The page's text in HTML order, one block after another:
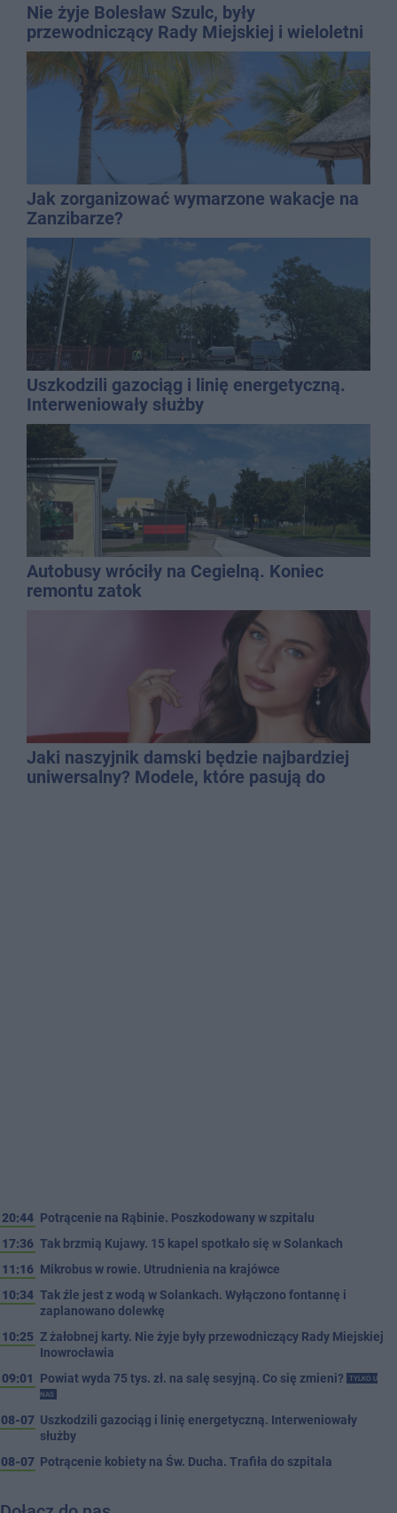
Nie żyje Bolesław Szulc, były
przewodniczący Rady Miejskiej i wieloletni
dyrektor SP 14
Jak zorganizować wymarzone wakacje na
Zanzibarze?
Uszkodzili gazociąg i linię energetyczną.
Interweniowały służby
Autobusy wróciły na Cegielną. Koniec
remontu zatok
Jaki naszyjnik damski będzie najbardziej
uniwersalny? Modele, które pasują do
20:44 Potrącenie na Rąbinie. Poszkodowany w szpitalu
17:36 Tak brzmią Kujawy. 15 kapel spotkało się w Solankach
11:16 Mikrobus w rowie. Utrudnienia na krajówce
10:34 Tak źle jest z wodą w Solankach. Wyłączono fontannę i
zaplanowano dolewkę
10:25 Z żałobnej karty. Nie żyje były przewodniczący Rady Miejskiej
Inowrocławia
09:01
Powiat wyda 75 tys. zł. na salę sesyjną. Co się zmieni?
TYLKO U
NAS
08-07 Uszkodzili gazociąg i linię energetyczną. Interweniowały
służby
08-07 Potrącenie kobiety na Św. Ducha. Trafiła do szpitala